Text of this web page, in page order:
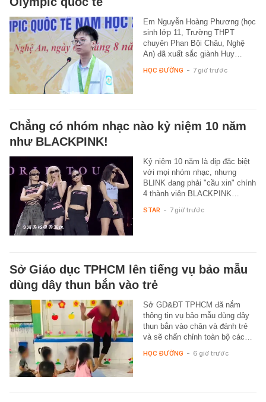
Em Nguyễn Hoàng Phương (học
sinh lớp 11, Trường THPT
chuyên Phan Bội Châu, Nghệ
An) đã xuất sắc giành Huy…
HỌC ĐƯỜNG - 7 giờ trước
Chẳng có nhóm nhạc nào kỷ niệm 10 năm
như BLACKPINK!
Kỷ niệm 10 năm là dịp đặc biệt
với mọi nhóm nhạc, nhưng
BLINK đang phải "cầu xin" chính
4 thành viên BLACKPINK…
STAR - 7 giờ trước
Sở Giáo dục TPHCM lên tiếng vụ bảo mẫu
dùng dây thun bắn vào trẻ
Sở GD&ĐT TPHCM đã nắm
thông tin vụ bảo mẫu dùng dây
thun bắn vào chân và đánh trẻ
và sẽ chấn chỉnh toàn bộ các…
HỌC ĐƯỜNG - 6 giờ trước